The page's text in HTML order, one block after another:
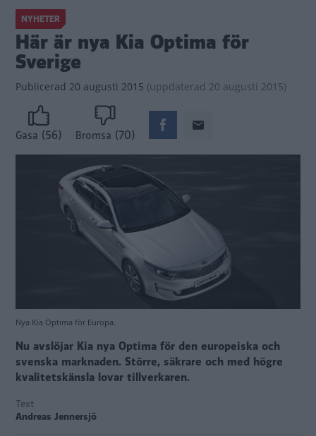
NYHETER
Här är nya Kia Optima för
Sverige
Publicerad 20 augusti 2015 (uppdaterad 20 augusti 2015)
Gasa (56) Bromsa (70)
Nya Kia Optima för Europa.
Nu avslöjar Kia nya Optima för den europeiska och
svenska marknaden. Större, säkrare och med högre
kvalitetskänsla lovar tillverkaren.
Text
Andreas Jennersjö